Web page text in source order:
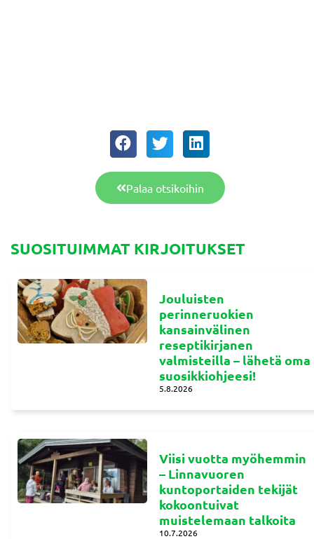
Palaa otsikoihin
SUOSITUIMMAT KIRJOITUKSET
Jouluisten
perinneruokien
kansainvälinen
reseptikirjanen
valmisteilla – lähetä oma
suosikkiohjeesi!
5.8.2026
Viisi vuotta myöhemmin
– Linnavuoren
kuntoportaiden tekijät
kokoontuivat
muistelemaan talkoita
10.7.2026